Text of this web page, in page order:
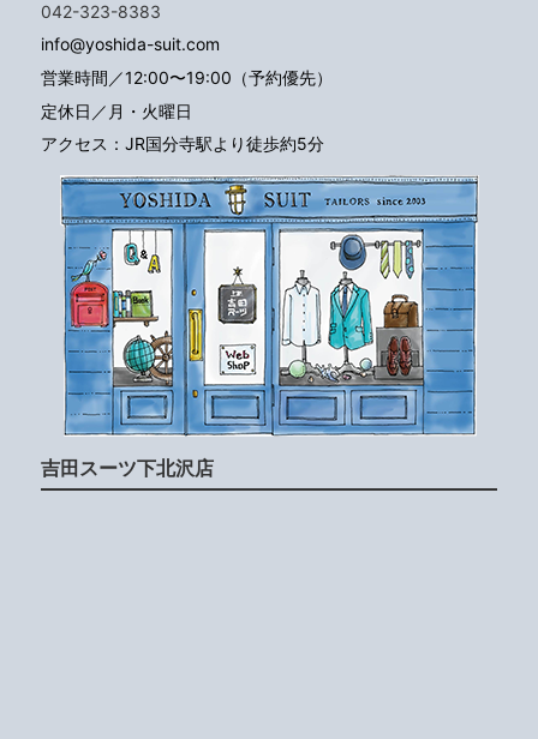
042-323-8383
info@yoshida-suit.com
営業時間／12:00〜19:00（予約優先）
定休日／月・火曜日
アクセス：JR国分寺駅より徒歩約5分
吉田スーツ下北沢店